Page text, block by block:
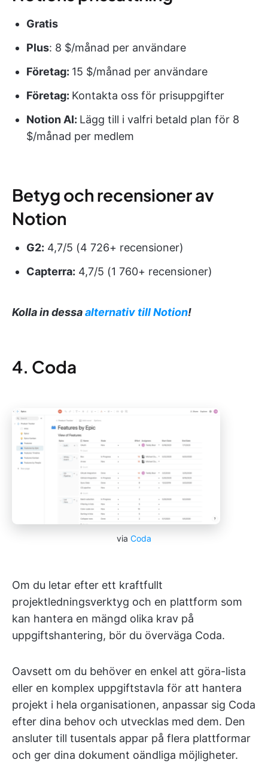
Gratis
Plus: 8 $/månad per användare
Företag: 15 $/månad per användare
Företag: Kontakta oss för prisuppgifter
Notion AI: Lägg till i valfri betald plan för 8
$/månad per medlem
Betyg och recensioner av
Notion
G2: 4,7/5 (4 726+ recensioner)
Capterra: 4,7/5 (1 760+ recensioner)
Kolla in dessaalternativ till Notion!
4. Coda
via Coda
Om du letar efter ett kraftfullt
projektledningsverktyg och en plattform som
kan hantera en mängd olika krav på
uppgiftshantering, bör du överväga Coda.
Oavsett om du behöver en enkel att göra-lista
eller en komplex uppgiftstavla för att hantera
projekt i hela organisationen, anpassar sig Coda
efter dina behov och utvecklas med dem. Den
ansluter till tusentals appar på flera plattformar
och ger dina dokument oändliga möjligheter.